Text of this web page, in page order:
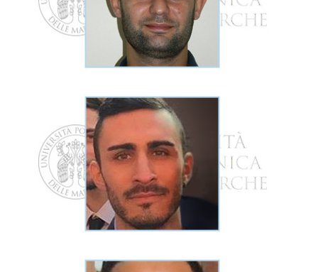
BASILIO RANDAZZO
Esperto nello studio dell’anatomia microscopica dei
teleostei, mi occupo principalmente della valutazione,
MATTEO ZARANTONIELLO
Borsista di ricerca
Mi occupo di campionamento ed analisi molecolari sui
tessuti degli organismi alimentati con le diverse diete.